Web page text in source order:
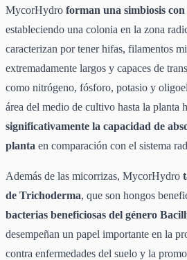
MycorHydro forman una simbiosis
estableciendo una colonia en la zona
caracterizan por tener hifas, filamentos
extremadamente largos y capaces de
como nitrógeno, fósforo, potasio y
área del medio de cultivo hasta la planta
significativamente la capacidad de
planta en comparación con el sistema
Además de las micorrizas, MycorHydro
de Trichoderma, que son hongos
bacterias beneficiosas del género
desempeñan un papel importante en la
contra enfermedades del suelo y la